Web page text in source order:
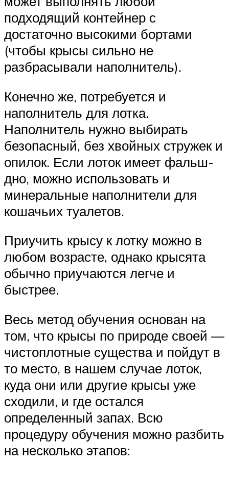
подходящий контейнер с
достаточно высокими бортами
(чтобы крысы сильно не
разбрасывали наполнитель).
Конечно же, потребуется и
наполнитель для лотка.
Наполнитель нужно выбирать
безопасный, без хвойных стружек и
опилок. Если лоток имеет фальш-
дно, можно использовать и
минеральные наполнители для
кошачьих туалетов.
Приучить крысу к лотку можно в
любом возрасте, однако крысята
обычно приучаются легче и
быстрее.
Весь метод обучения основан на
том, что крысы по природе своей —
чистоплотные существа и пойдут в
то место, в нашем случае лоток,
куда они или другие крысы уже
сходили, и где остался
определенный запах. Всю
процедуру обучения можно разбить
на несколько этапов: